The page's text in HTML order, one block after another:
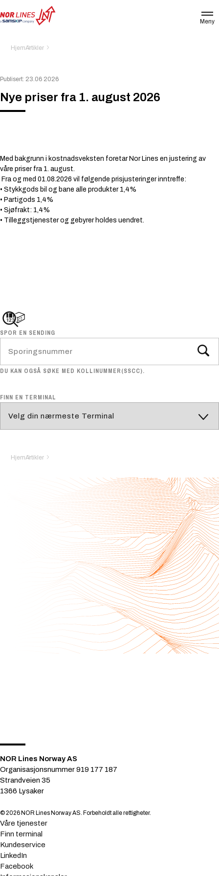
NORWAY
Meny
HjemArtikler
Publisert: 23.06 2026
Nye priser fra 1. august 2026
Med bakgrunn i kostnadsveksten foretar Nor Lines en justering av
våre priser fra 1. august.
Fra og med 01.08.2026 vil følgende prisjusteringer inntreffe:
• Stykkgods bil og bane alle produkter 1,4%
• Partigods 1,4%
• Sjøfrakt: 1,4%
• Tilleggstjenester og gebyrer holdes uendret.
SPOR EN SENDING
DU KAN OGSÅ SØKE MED KOLLINUMMER(SSCC).
FINN EN TERMINAL
HjemArtikler
NOR Lines Norway AS
Organisasjonsnummer 919 177 187
Strandveien 35
1366 Lysaker
© 2026 NOR Lines Norway AS. Forbeholdt alle rettigheter.
Våre tjenester
Finn terminal
Kundeservice
LinkedIn
Facebook